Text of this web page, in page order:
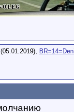
(05.01.2019),